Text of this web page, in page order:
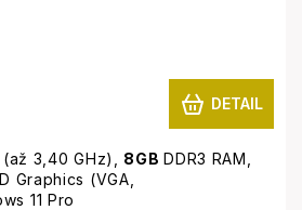
DETAIL
(až 3,40 GHz), 8GBDDR3 RAM,
Graphics (VGA,
11 Pro